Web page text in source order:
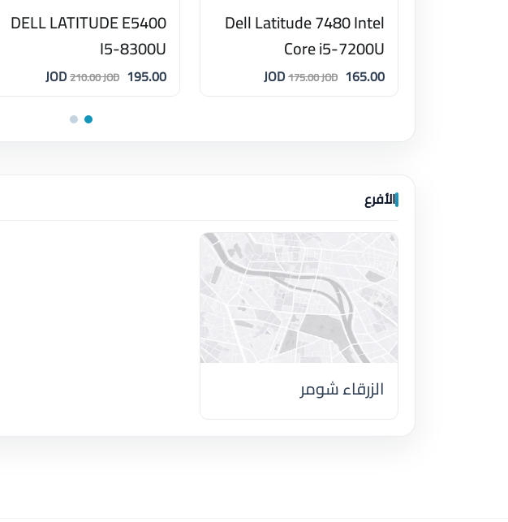
Dell Latitude 7480 Intel
Core i5-7200U
165.00 JOD
175.00 JOD
DELL LATITUDE E5400
I5-8300U
195.00 JOD
210.00 JOD
الأفرع
الزرقاء شومر